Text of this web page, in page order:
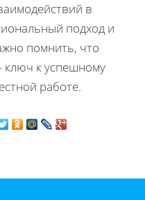
в
подход и
помнить, что
ключ к успешному
работе.